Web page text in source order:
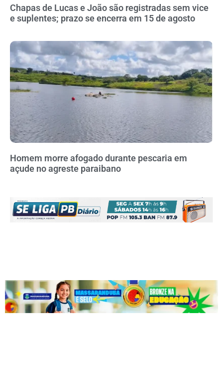
Chapas de Lucas e João são registradas sem vice
e suplentes; prazo se encerra em 15 de agosto
Homem morre afogado durante pescaria em
açude no agreste paraibano